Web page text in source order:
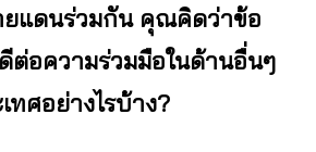
แดนร่วมกัน คุณคิดว่าข้อ
ต่อความร่วมมือในด้านอื่นๆ
ทศอย่างไรบ้าง?